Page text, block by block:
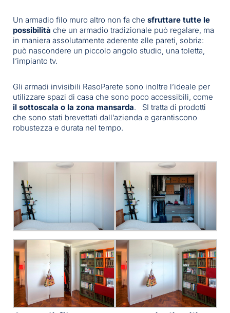
Un armadio filo muro altro non fa che sfruttare tutte le
possibilità che un armadio tradizionale può regalare, ma
in maniera assolutamente aderente alle pareti, sobria:
può nascondere un piccolo angolo studio, una toletta,
l’impianto tv.
Gli armadi invisibili RasoParete sono inoltre l’ideale per
utilizzare spazi di casa che sono poco accessibili, come
il sottoscala o la zona mansarda. SI tratta di prodotti
che sono stati brevettati dall’azienda e garantiscono
robustezza e durata nel tempo.